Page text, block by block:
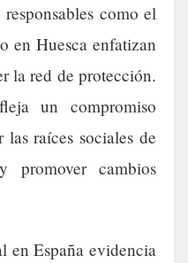
como el
en Huesca enfatizan
la red de protección.
un compromiso
raíces sociales de
promover cambios
en España evidencia